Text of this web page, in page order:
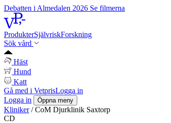
Debatten i Almedalen 2026 Se filmerna
ProdukterSjälvriskForskning
Sök vård
Häst
Hund
Katt
Gå med i VetprisLogga in
Logga in
Öppna meny
Kliniker / CoM Djurklinik Saxtorp
CD